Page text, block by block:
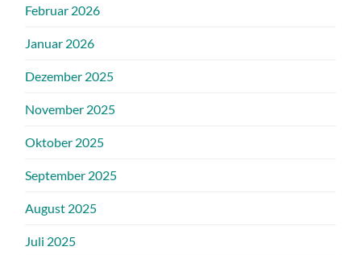
Februar 2026
Januar 2026
Dezember 2025
November 2025
Oktober 2025
September 2025
August 2025
Juli 2025